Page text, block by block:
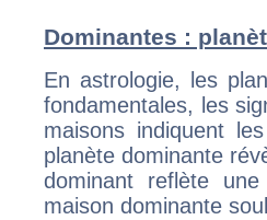
Dominantes :
En astrologie, les
fondamentales, les
maisons indiquent
planète dominante
dominant reflète
maison dominante